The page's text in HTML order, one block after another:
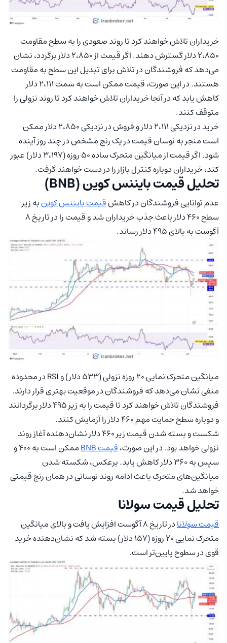
خریداران تلاش خواهند کرد تا روند صعودی را به سطح مقاومت
۲،۸۵۰ دلار گسترش دهند. اگر قیمت از ۲،۸۵۰ دلار برگردد، نشان
می‌دهد که فروشندگان در تلاش برای تبدیل این سطح به مقاومت
هستند. در این صورت، قیمت ممکن است به سمت ۲،۱۱۱ دلار
کاهش یابد که در آنجا خریداران تلاش خواهند کرد تا روند نزولی را
متوقف کنند.
خرید در نزدیکی ۲،۱۱۱ دلار و فروش در نزدیکی ۲،۸۵۰ دلار ممکن
است منجر به نوسان قیمت در یک رنج مشخص در چند روز آینده
شود. اگر قیمت از میانگین متحرک ساده ۵۰ روزه (۳،۱۹۷ دلار) عبور
کند، خریداران دوباره کنترل بازار را در دست خواهند گرفت.
تحلیل قیمت بایننس کوین (BNB)
عدم توانایی فروشندگان در کاهشقیمت بایننس کوینبه زیر
سطح ۴۶۰ دلار باعث جذب خریداران شد و قیمت را در تاریخ ۸
آگوست به بالای ۴۹۵ دلار رساند.
میانگین متحرک نمایی ۲۰ روزه نزولی (۵۳۳ دلار) و RSI در محدوده
منفی نشان می‌دهد که فروشندگان در موقعیت بهتری قرار دارند.
فروشندگان تلاش خواهند کرد تا قیمت را به زیر ۴۹۵ دلار برگردانند
و دوباره سطح حمایت مهم ۴۶۰ دلار را آزمایش کنند.
شکست و بسته شدن قیمت زیر ۴۶۰ دلار نشان‌دهنده آغاز روند
نزولی خواهد بود. در این صورت،قیمت BNB
ممکن است به ۴۰۰ و
سپس به ۳۶۰ دلار کاهش یابد. برعکس، شکسته شدن
میانگین‌های متحرک باعث ادامه روند نوسانی در همان رنج قیمتی
خواهد شد.
تحلیل قیمت سولانا
قیمت سولانا
در تاریخ ۸ آگوست افزایش یافت و بالای میانگین
متحرک نمایی ۲۰ روزه (۱۵۷ دلار) بسته شد که نشان‌دهنده خرید
قوی در سطوح پایین‌تر است.